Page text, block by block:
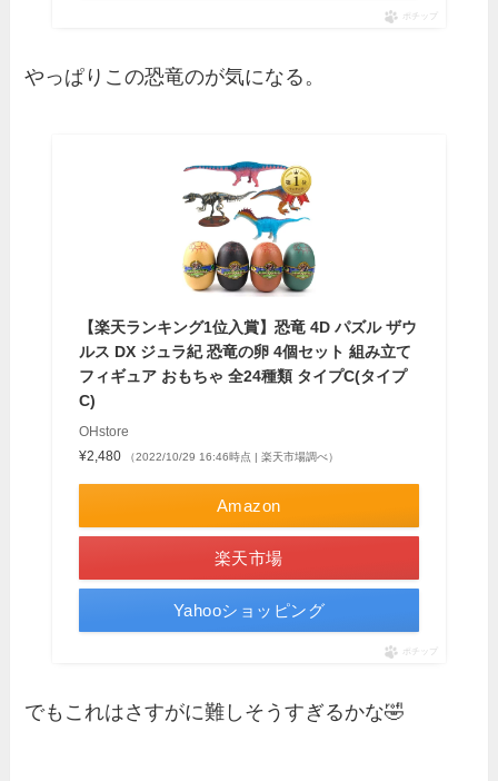
ポチップ
やっぱりこの恐竜のが気になる。
【楽天ランキング1位入賞】恐竜 4D パズル ザウ
ルス DX ジュラ紀 恐竜の卵 4個セット 組み立て
フィギュア おもちゃ 全24種類 タイプC(タイプ
C)
OHstore
¥2,480
（2022/10/29 16:46時点 | 楽天市場調べ）
Amazon
楽天市場
Yahooショッピング
ポチップ
でもこれはさすがに難しそうすぎるかな🤣